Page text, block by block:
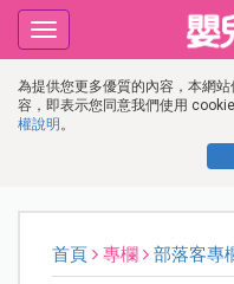
為提供您更多優質的內容，本網
容，即表示您同意我們使用
權說明 。
Toggle
navigation
首頁 專欄 部落客專